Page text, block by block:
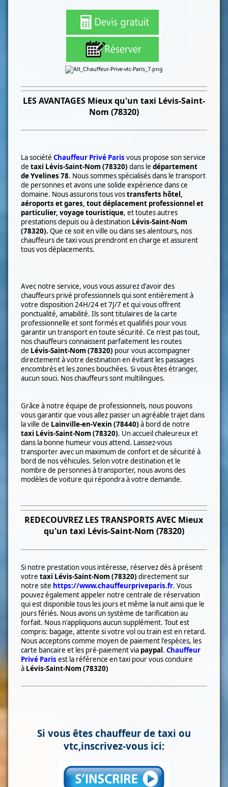
LESAVANTAGES Mieux qu'un taxi Lévis-Saint-
Nom (78320)
La société Chauffeur Privé Paris vous propose son service
de taxi Lévis-Saint-Nom (78320) dans ledépartement
de Yvelines 78. Nous sommes spécialisés dans le transport
de personnes et avons une solide expérience dans ce
domaine. Nous assurons tous vostransferts hôtel,
aéroports et gares, tout déplacement professionnel et
particulier, voyage touristique, et toutes autres
prestations depuis ou à destination Lévis-Saint-Nom
(78320).Que ce soit en ville ou dans ses alentours, nos
chauffeurs de taxi vous prendront en charge et assurent
tous vos déplacements.
Avec notre service, vous vous assurez d'avoir des
chauffeurs privé professionnels qui sont entièrement à
votre disposition 24H/24 et 7J/7 et qui vous offrent
ponctualité, amabilité. Ils sont titulaires de la carte
professionnelle et sont formés et qualifiés pour vous
garantir un transport en toute sécurité. Ce n'est pas tout,
nos chauffeurs connaissent parfaitement les routes
de Lévis-Saint-Nom (78320) pour vous accompagner
directement à votre destination en évitant les passages
encombrés et les zones bouchées. Si vous êtes étranger,
aucun souci. Nos chauffeurs sont multilingues.
Grâce à notre équipe de professionnels, nous pouvons
vous garantir que vous allez passer un agréable trajet dans
la ville de Lainville-en-Vexin (78440) à bordde notre
taxi Lévis-Saint-Nom (78320). Un accueil chaleureux et
dans la bonne humeur vous attend. Laissez-vous
transporter avec un maximum de confort et de sécurité à
bord de nos véhicules. Selon votre destination et le
nombre de personnes à transporter, nous avons des
modèles de voiture qui répondra à votre demande.
REDECOUVREZ LES TRANSPORTS AVEC Mieux
qu'un taxi Lévis-Saint-Nom (78320)
Si notre prestation vous intéresse, réservez dès à présent
votretaxi Lévis-Saint-Nom (78320) directement sur
notre site https://www.chauffeurpriveparis.fr. Vous
pouvez également appeler notre centrale de réservation
qui est disponible tous les jours et même la nuit ainsi que le
jours fériés. Nous avons un système de tarification au
forfait. Nous n'appliquons aucun supplément. Tout est
compris: bagage, attente si votre vol ou train est en retard.
Nous acceptons comme moyen de paiement l'espèces, les
carte bancaire et les pré-paiement via paypal.Chauffeur
Privé Parisest la référence en taxi pour vous conduire
à Lévis-Saint-Nom (78320)
Si vous êtes chauffeur de taxi ou
vtc,inscrivez-vous ici: